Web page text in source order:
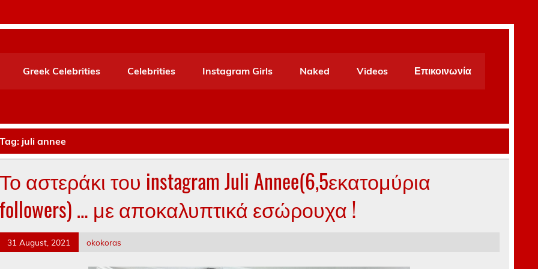
Greek Celebrities Celebrities Instagram Girls Naked Videos Επικοινωνία
Tag: juli annee
Το αστεράκι του instagram Juli Annee(6,5εκατομύρια
followers) … με αποκαλυπτικά εσώρουχα !
31 August, 2021 okokoras